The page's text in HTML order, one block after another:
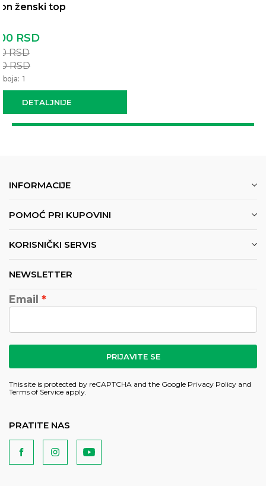
ženski top
DETALJNIJE
RSD
RSD
RSD
boja: 1
INFORMACIJE
POMOĆ PRI KUPOVINI
KORISNIČKI SERVIS
NEWSLETTER
Email
PRIJAVITE SE
This site is protected by reCAPTCHA and the Google Privacy Policy and
Terms of Service apply.
PRATITE NAS